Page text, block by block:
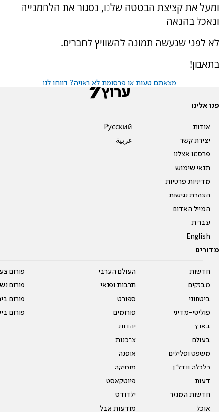
ומעל את קציצת הבטטה שלנו, נסגור את הלחמנייה
ונאכל בהנאה
לא לפני שנעשה תמונה להשוויץ לחברים.
בתאבון!
מצאתם טעות או פרסומת לא ראויה? דווחו לנו
פנו אלינו
אודות
יצירת קשר
פרסמו אצלנו
תנאי שימוש
מדיניות פרטיות
הצהרת נגישות
המייל האדום
עברית
English
Pусский
عربية
מדורים
חדשות
מבזקים
ביטחוני
פוליטי-מדיני
בארץ
בעולם
משפט ופלילים
כלכלה ונדל"ן
דעות
חדשות המגזר
אוכל
העולם הערבי
תרבות ופנאי
ספורט
פורומים
יהדות
צרכנות
אופנה
מוסיקה
פיוטקאסט
ילדודס
מודעות אבל
פורום
פורום
פורום
פורום